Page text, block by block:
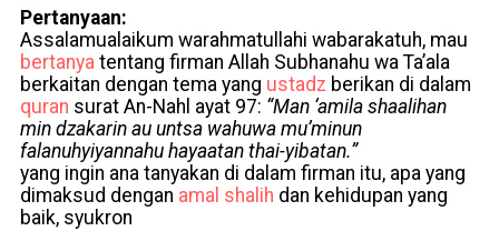
Pertanyaan:
Assalamualaikum warahmatullahi wabarakatuh, mau
bertanyatentang firman Allah Subhanahu wa Ta’ala
berkaitan dengan tema yang ustadz berikan di dalam
quran surat An-Nahl ayat 97: “Man ‘amila shaalihan
min dzakarin au untsa wahuwa mu’minun
falanuhyiyannahu hayaatan thai-yibatan.”
yang ingin ana tanyakan di dalam firman itu, apa yang
dimaksud dengan amal shalih dan kehidupan yang
baik, syukron